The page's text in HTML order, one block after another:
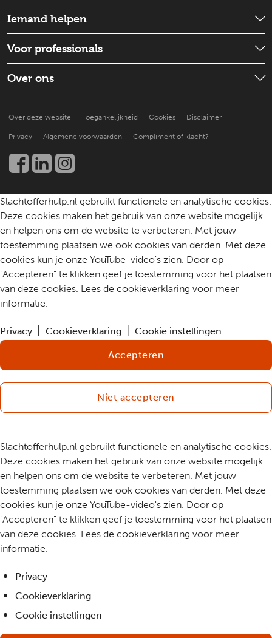
Wat is er gebeurd?
Emotionele hulp
Schadevergoeding
Strafproces
Iemand helpen
Check wat je kunt doen
Iemand ondersteunen
Goed voor jezelf zorgen
Beter leren helpen
Voor professionals
Wat is de situatie
Een slachtoffer doorverwijzen
Praktische ondersteuning
Kennis en onderzoek
Een slachtoffer helpen
Over ons
Nieuws en publicaties
Werken bij
Community
Over deze website Toegankelijkheid Cookies Disclaimer
Privacy Algemene voorwaarden Compliment of klacht?
Slachtofferhulp.nl gebruikt functionele en analytische cookies.
Deze cookies maken het gebruik van onze website mogelijk
en helpen ons om de website te verbeteren. Met jouw
toestemming plaatsen we ook cookies van derden. Met deze
cookies kun je onze YouTube-video's zien. Door op
"Accepteren" te klikken geef je toestemming voor het plaatsen
van deze cookies. Lees de cookieverklaring voor meer
informatie.
Privacy Cookieverklaring Cookie instellingen
Accepteren
Niet accepteren
Slachtofferhulp.nl gebruikt functionele en analytische cookies.
Deze cookies maken het gebruik van onze website mogelijk
en helpen ons om de website te verbeteren. Met jouw
toestemming plaatsen we ook cookies van derden. Met deze
cookies kun je onze YouTube-video's zien. Door op
"Accepteren" te klikken geef je toestemming voor het plaatsen
van deze cookies. Lees de cookieverklaring voor meer
informatie.
Privacy
Cookieverklaring
Cookie instellingen